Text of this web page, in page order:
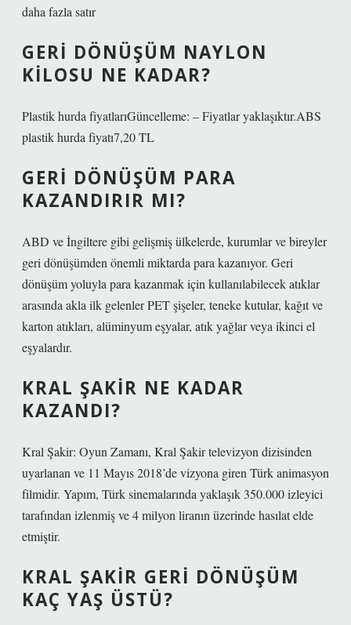
daha fazla satır
GERI DÖNÜŞÜM NAYLON
KILOSU NE KADAR?
Plastik hurda fiyatlarıGüncelleme: – Fiyatlar yaklaşıktır.ABS
plastik hurda fiyatı7,20 TL
GERI DÖNÜŞÜM PARA
KAZANDIRIR MI?
ABD ve İngiltere gibi gelişmiş ülkelerde, kurumlar ve bireyler
geri dönüşümden önemli miktarda para kazanıyor. Geri
dönüşüm yoluyla para kazanmak için kullanılabilecek atıklar
arasında akla ilk gelenler PET şişeler, teneke kutular, kağıt ve
karton atıkları, alüminyum eşyalar, atık yağlar veya ikinci el
eşyalardır.
KRAL ŞAKIR NE KADAR
KAZANDI?
Kral Şakir: Oyun Zamanı, Kral Şakir televizyon dizisinden
uyarlanan ve 11 Mayıs 2018’de vizyona giren Türk animasyon
filmidir. Yapım, Türk sinemalarında yaklaşık 350.000 izleyici
tarafından izlenmiş ve 4 milyon liranın üzerinde hasılat elde
etmiştir.
KRAL ŞAKIR GERI DÖNÜŞÜM
KAÇ YAŞ ÜSTÜ?